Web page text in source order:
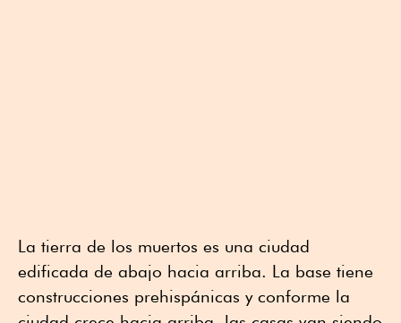
La tierra de los muertos es una ciudad
edificada de abajo hacia arriba. La base tiene
construcciones prehispánicas y conforme la